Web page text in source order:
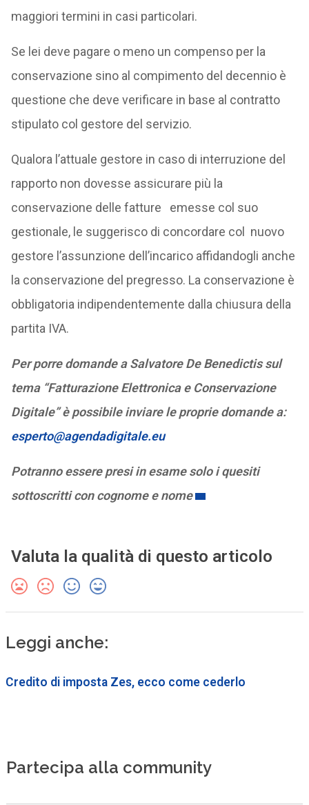
maggiori termini in casi particolari.
Se lei deve pagare o meno un compenso per la
conservazione sino al compimento del decennio è
questione che deve verificare in base al contratto
stipulato col gestore del servizio.
Qualora l’attuale gestore in caso di interruzione del
rapporto non dovesse assicurare più la
conservazione delle fatture emesse col suo
gestionale, le suggerisco di concordare col nuovo
gestore l’assunzione dell’incarico affidandogli anche
la conservazione del pregresso. La conservazione è
obbligatoria indipendentemente dalla chiusura della
partita IVA.
Per porre domande a Salvatore De Benedictis sul
tema “Fatturazione Elettronica e Conservazione
Digitale” è possibile inviare le proprie domande a:
esperto@agendadigitale.eu
Potranno essere presi in esame solo i quesiti
sottoscritti con cognome e nome
Valuta la qualità di questo articolo
Leggi anche:
Credito di imposta Zes, ecco come cederlo
Partecipa alla community